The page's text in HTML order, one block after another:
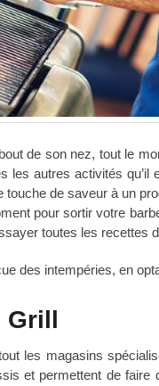
de son nez, tout le
les autres activités
de saveur à un
pour sortir votre
toutes les recettes
des intempéries, en
les magasins
et permettent de